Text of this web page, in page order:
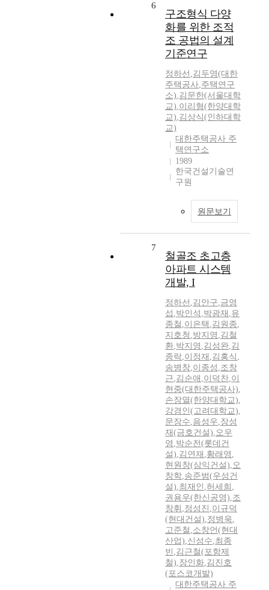
6
구조형식 다양
화를 위한 조적
조 공법의 설계
기준연구
정하선 ,김두영(대한
주택공사,주택연구
소),김문한(서울대학
교),이리형(한양대학
교),김상식(인하대학
교)
대한주택공사 주
택연구소
1989
한국건설기술연
구원
원문보기
7
철골조 초고층
아파트 시스템
개발, I
정하선 ,김안구,금영
섭 ,박인석 ,박광재 ,유
종철 ,이은택 ,김원종,
지호청 ,방지영 ,김철
환,박지영 ,김성완,김
종락,이정재 ,김홍식 ,
송병창,이종성 ,조창
근,김순애 ,이덕찬,이
현중(대한주택공사),
손장열(한양대학교),
강경인(고려대학교),
문장수,음성우,장성
재(금호건설),오우
영 ,박순전(롯데건
설),김연재 ,황래영 ,
현원창(삼익건설),오
창학,송준범(우성건
설),최재인 ,허세희 ,
권용우(한신공영),조
창휘 ,정성진 ,이규덕
(현대건설),정병욱,
고준철 ,소창언(현대
산업),신성수,최종
빈 ,김근철(포항제
철),장인화,김진호
(포스코개발)
대한주택공사 주